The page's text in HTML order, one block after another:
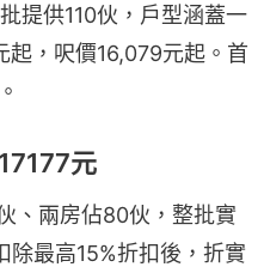
提供110伙，戶型涵蓋一
，呎價16,079元起。首
元
、兩房佔80伙，整批實
最高15%折扣後，折實